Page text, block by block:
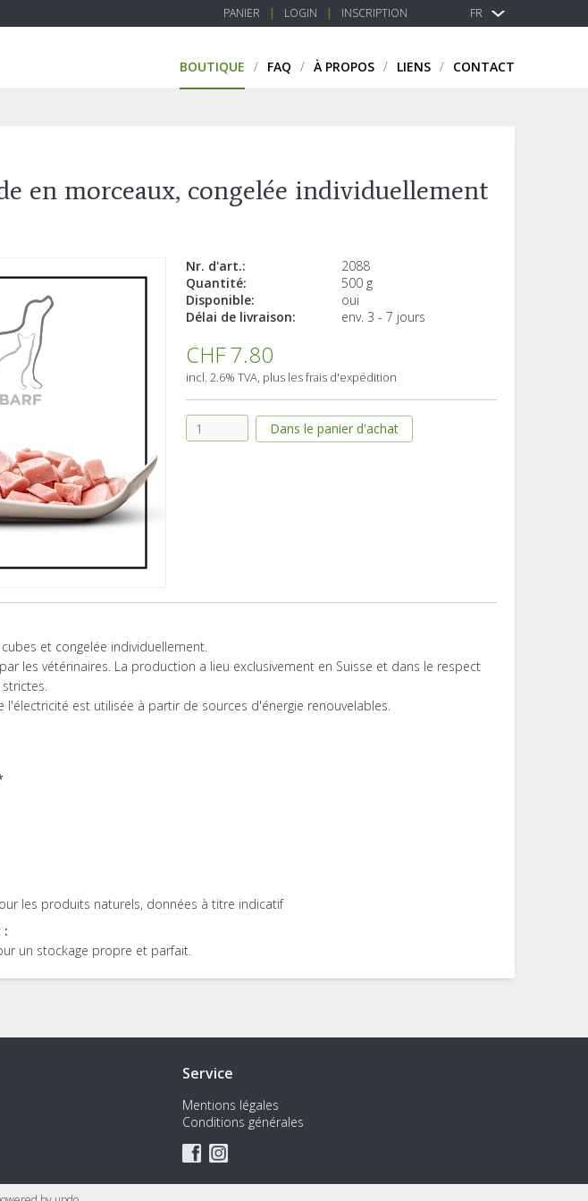
FR
PANIER LOGIN INSCRIPTION
BOUTIQUE FAQ À PROPOS LIENS CONTACT
en morceaux, congelée individuellement
Nr. d'art.:
2088
Quantité:
500 g
Disponible:
oui
Délai de livraison:
env. 3 - 7 jours
CHF 7.80
incl. 2.6% TVA, plus les frais d'expédition
et congelée individuellement.
les vétérinaires. La production a lieu exclusivement en Suisse et dans le respect
l'électricité est utilisée à partir de sources d'énergie renouvelables.
les produits naturels, données à titre indicatif
:
un stockage propre et parfait.
Service
Mentions légales
Conditions générales